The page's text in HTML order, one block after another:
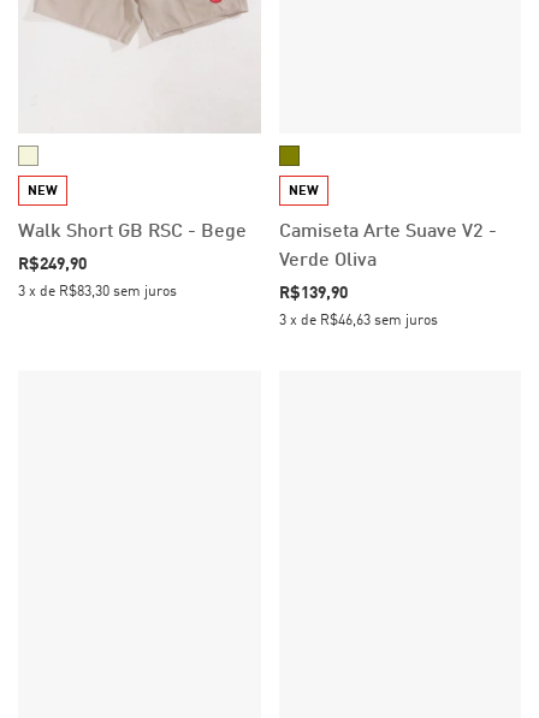
NEW
Walk Short GB RSC - Bege
R$249,90
3 x de R$83,30 sem juros
NEW
Camiseta Arte Suave V2 -
Verde Oliva
R$139,90
3 x de R$46,63 sem juros